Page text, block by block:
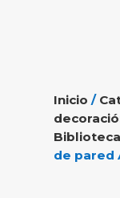
Inicio /
de pared